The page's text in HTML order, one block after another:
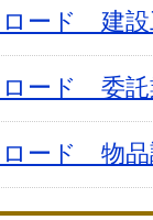
ロード 建設
ロード 委託
ード 物品